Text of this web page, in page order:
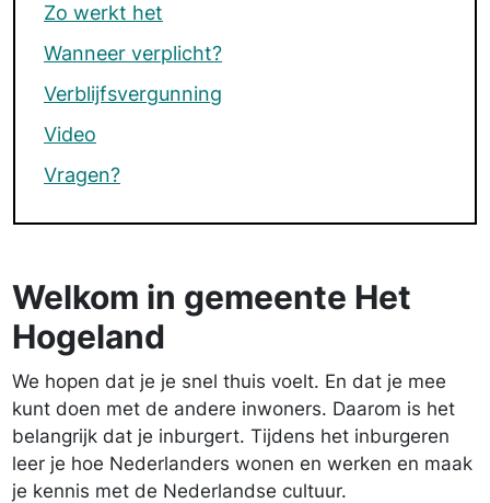
Zo werkt het
Wanneer verplicht?
Verblijfsvergunning
Video
Vragen?
Welkom in gemeente Het
Hogeland
We hopen dat je je snel thuis voelt. En dat je mee
kunt doen met de andere inwoners. Daarom is het
belangrijk dat je inburgert. Tijdens het inburgeren
leer je hoe Nederlanders wonen en werken en maak
je kennis met de Nederlandse cultuur.